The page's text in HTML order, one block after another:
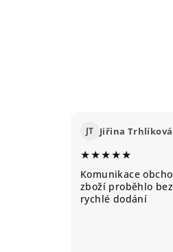
JT Jiřina Trhlíková
★★★★★
Komunikace
zboží proběhlo
rychlé dodání